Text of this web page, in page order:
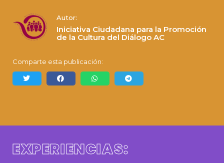
Autor:
Iniciativa Ciudadana para la Promoción
de la Cultura del Diálogo AC
Comparte esta publicación:
EXPERIENCIAS: